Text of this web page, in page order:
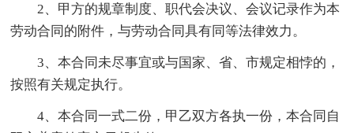
2、甲方的规章制度、职代会决议、会议记录作为本
劳动合同的附件，与劳动合同具有同等法律效力。
3、本合同未尽事宜或与国家、省、市规定相悖的，
按照有关规定执行。
4、本合同一式二份，甲乙双方各执一份，本合同自